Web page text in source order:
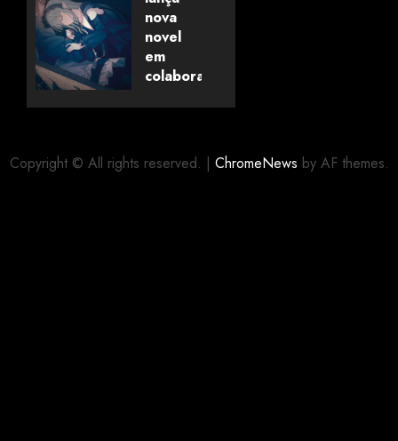
pela
Universo
dos
Livros
nova
novel
em
colaboração
Copyright © All rights reserved. | ChromeNews by AF themes.